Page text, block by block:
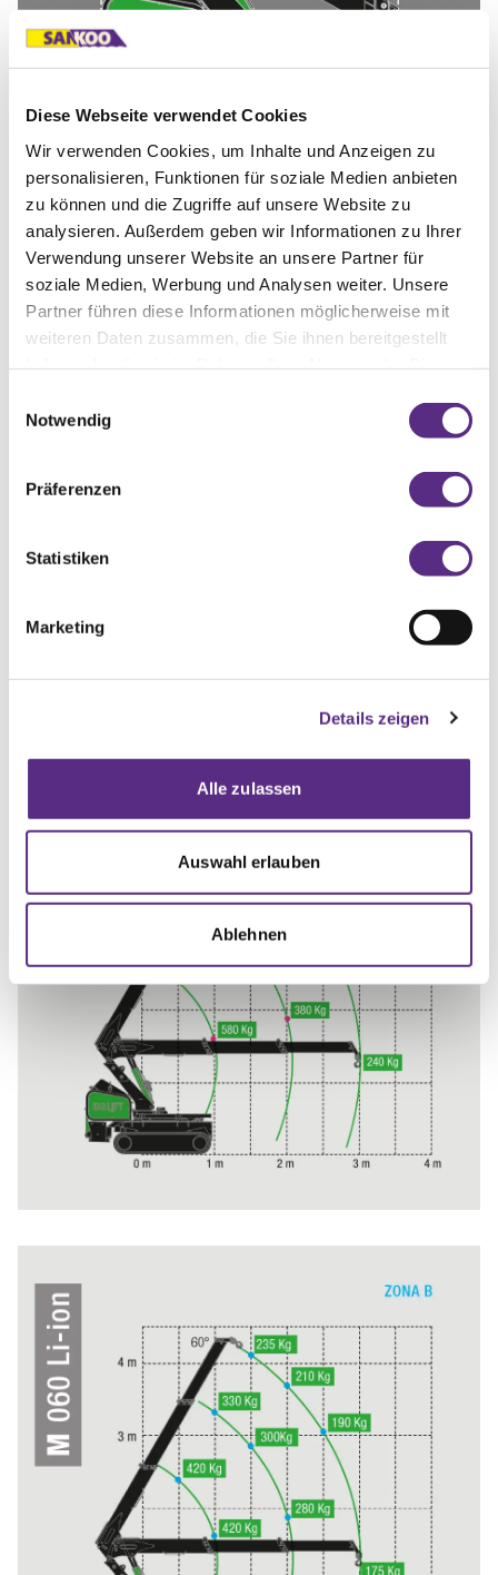
Diese Webseite verwendet Cookies
Wir verwenden Cookies, um Inhalte und Anzeigen zu
personalisieren, Funktionen für soziale Medien anbieten
zu können und die Zugriffe auf unsere Website zu
analysieren. Außerdem geben wir Informationen zu Ihrer
Verwendung unserer Website an unsere Partner für
soziale Medien, Werbung und Analysen weiter. Unsere
Partner führen diese Informationen möglicherweise mit
weiteren Daten zusammen, die Sie ihnen bereitgestellt
Notwendig
Präferenzen
Statistiken
Marketing
Details zeigen
Alle zulassen
Auswahl erlauben
Ablehnen